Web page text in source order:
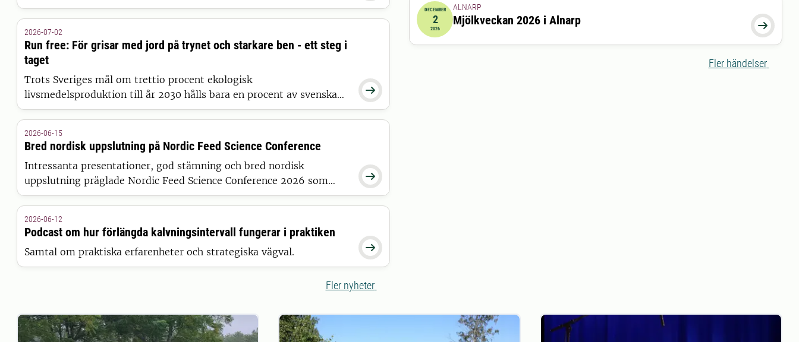
man kan räkna med sina egna förutsättningar.

2026-07-02
Run free: För grisar med jord på trynet och starkare ben - ett steg i
taget
Trots Sveriges mål om trettio procent ekologisk
livsmedelsproduktion till år 2030 hålls bara en procent av svenska
grisar ekologiskt – med tillgång till utevistelse och, i vissa fall, jord
på trynet. Varför är det så, och vilka lösningar finns? Följ med in i
projektet där grisarna springer fritt!

2026-06-15
Bred nordisk uppslutning på Nordic Feed Science Conference
Intressanta presentationer, god stämning och bred nordisk
uppslutning präglade Nordic Feed Science Conference 2026 som
hölls på Ultuna den 9-10 juni.

2026-06-12
Podcast om hur förlängda kalvningsintervall fungerar i praktiken
Samtal om praktiska erfarenheter och strategiska vägval.
Fler nyheter
2026-12-02 08:00:00till2026-12-02 16:30:00
DECEMBER
2
2026 
ALNARP
Mjölkveckan 2026 i Alnarp
Fler händelser